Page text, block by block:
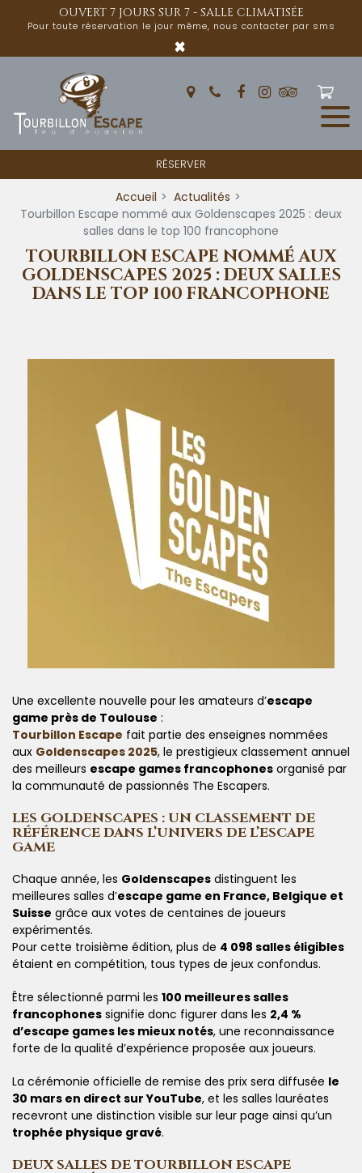
OUVERT 7 JOURS SUR 7 - SALLE CLIMATISÉE
Pour toute réservation le jour même, nous contacter par sms
×
RÉSERVER
Accueil
Actualités
Tourbillon Escape nommé aux Goldenscapes 2025 : deux
salles dans le top 100 francophone
TOURBILLON ESCAPE NOMMÉ AUX
GOLDENSCAPES 2025 : DEUX SALLES
DANS LE TOP 100 FRANCOPHONE
Une excellente nouvelle pour les amateurs d’escape
game près de Toulouse :
Tourbillon Escape fait partie des enseignes nommées
aux Goldenscapes 2025, le prestigieux classement annuel
des meilleurs escape games francophones organisé par
la communauté de passionnés The Escapers.
LES GOLDENSCAPES : UN CLASSEMENT DE
RÉFÉRENCE DANS L’UNIVERS DE L’ESCAPE
GAME
Chaque année, les Goldenscapes distinguent les
meilleures salles d’escape game en France, Belgique et
Suisse grâce aux votes de centaines de joueurs
expérimentés.
Pour cette troisième édition, plus de 4 098 salles éligibles
étaient en compétition, tous types de jeux confondus.
Être sélectionné parmi les 100 meilleures salles
francophones signifie donc figurer dans les 2,4 %
d’escape games les mieux notés, une reconnaissance
forte de la qualité d’expérience proposée aux joueurs.
La cérémonie officielle de remise des prix sera diffusée le
30 mars en direct sur YouTube, et les salles lauréates
recevront une distinction visible sur leur page ainsi qu’un
trophée physique gravé.
DEUX SALLES DE TOURBILLON ESCAPE
Panneau de gestion des cookies